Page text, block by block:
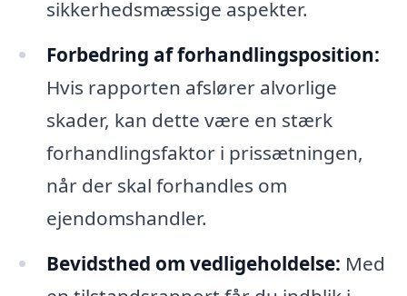
sikkerhedsmæssige aspekter.
Forbedring af forhandlingsposition:
Hvis rapporten afslører alvorlige
skader, kan dette være en stærk
forhandlingsfaktor i prissætningen,
når der skal forhandles om
ejendomshandler.
Bevidsthed om vedligeholdelse: Med